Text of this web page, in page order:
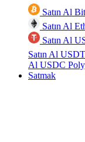
Satın Al
Satın Al
Satın Al
Satın Al
Al USDC
Satmak